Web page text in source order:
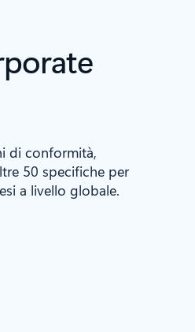
di conformità,
50 specifiche per
a livello globale.